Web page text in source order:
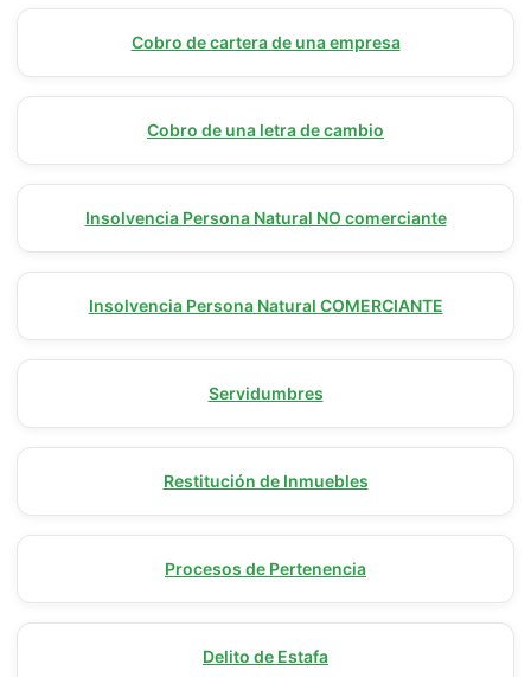
Cobro de cartera de una empresa
Cobro de una letra de cambio
Insolvencia Persona Natural NO comerciante
Insolvencia Persona Natural COMERCIANTE
Servidumbres
Restitución de Inmuebles
Procesos de Pertenencia
Delito de Estafa